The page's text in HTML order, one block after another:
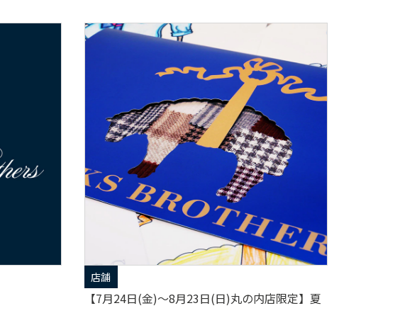
店舗
【7月24日(金)～8月23日(日)丸の内店限定】夏